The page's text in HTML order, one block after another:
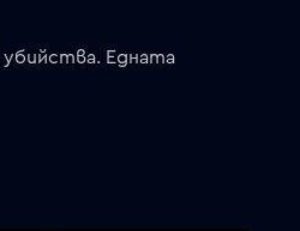
Едната